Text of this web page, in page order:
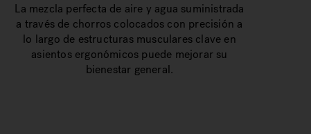
La mezcla perfecta de aire y agua suministrada
a través de chorros colocados con precisión a
lo largo de estructuras musculares clave en
asientos ergonómicos puede mejorar su
bienestar general.